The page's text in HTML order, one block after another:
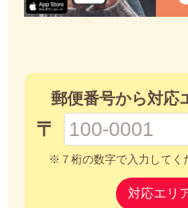
郵便番号から対応
〒
※７桁の数字で入力してく
対応エリ